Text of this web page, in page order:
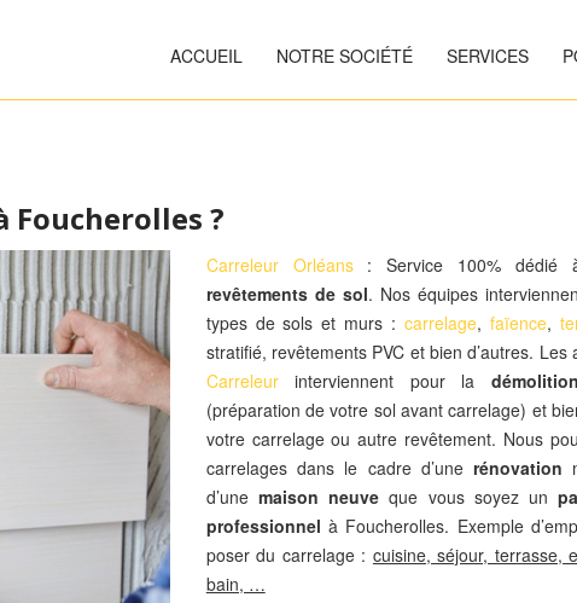
ACCUEIL NOTRE SOCIÉTÉ SERVICES
Foucherolles ?
Carreleur Orléans: Service 100% dédié
revêtements de sol. Nos équipes
types de sols et murs : carrelage, faïence,
stratifié, revêtements PVC et bien d’autres. Les
Carreleurinterviennent pour la démolition
(préparation de votre sol avant carrelage) et
votre carrelage ou autre revêtement. Nous
carrelages dans le cadre d’une rénovation
d’une maison neuve que vous soyez un
professionnel à Foucherolles. Exemple
poser du carrelage : cuisine, séjour, terrasse,
bain, …